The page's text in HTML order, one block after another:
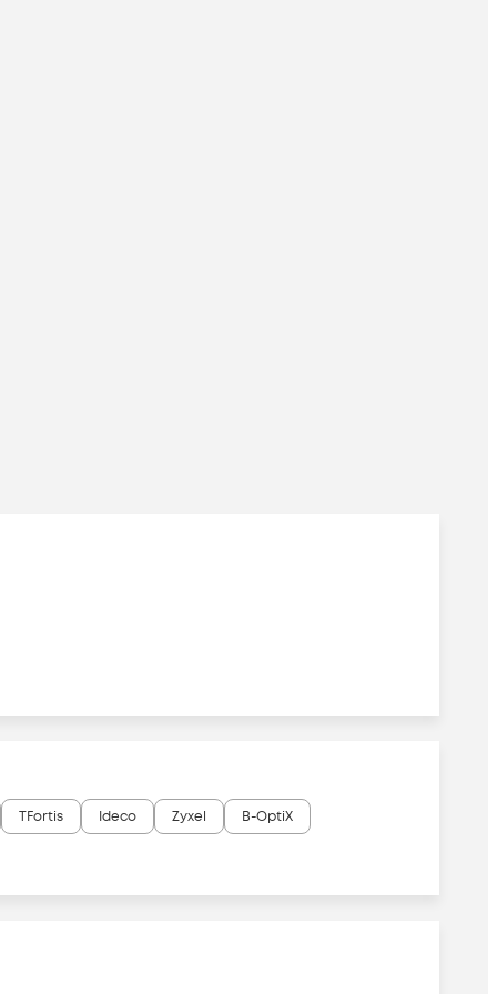
TFortis Ideco Zyxel B-OptiX